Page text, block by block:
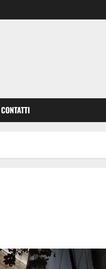
CONTATTI